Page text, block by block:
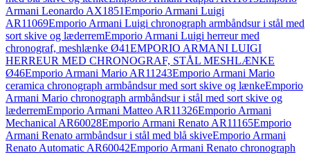
Armani Leonardo AX1851Emporio Armani Luigi
AR11069Emporio Armani Luigi chronograph armbåndsur i stål med
sort skive og læderremEmporio Armani Luigi herreur med
chronograf, meshlænke Ø41EMPORIO ARMANI LUIGI
HERREUR MED CHRONOGRAF, STÅL MESHLÆNKE
Ø46Emporio Armani Mario AR11243Emporio Armani Mario
ceramica chronograph armbåndsur med sort skive og lænkeEmporio
Armani Mario chronograph armbåndsur i stål med sort skive og
læderremEmporio Armani Matteo AR11326Emporio Armani
Mechanical AR60028Emporio Armani Renato AR11165Emporio
Armani Renato armbåndsur i stål med blå skiveEmporio Armani
Renato Automatic AR60042Emporio Armani Renato chronograph